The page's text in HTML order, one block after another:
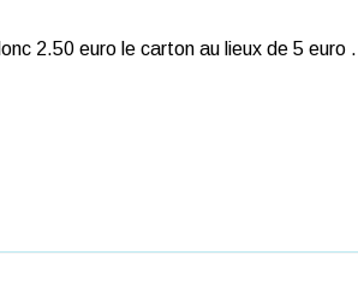
2.50 euro le carton au lieux de 5 euro .